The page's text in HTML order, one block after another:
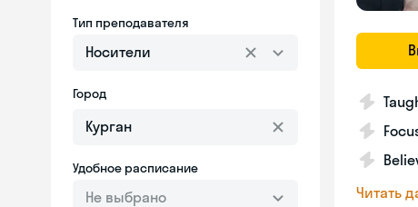
Тип преподавателя
Носители
Город
Удобное расписание
Не выбрано
Читать